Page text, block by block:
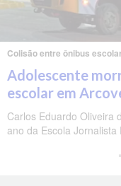
Colisão entre ônibus
Adolescente
escolar em
Carlos Eduardo Oliveira
ano da Escola Jornalista